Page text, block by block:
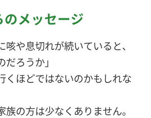
メッセージ
咳や息切れが続いていると、
だろうか」
くほどではないのかもしれな
族の方は少なくありません。